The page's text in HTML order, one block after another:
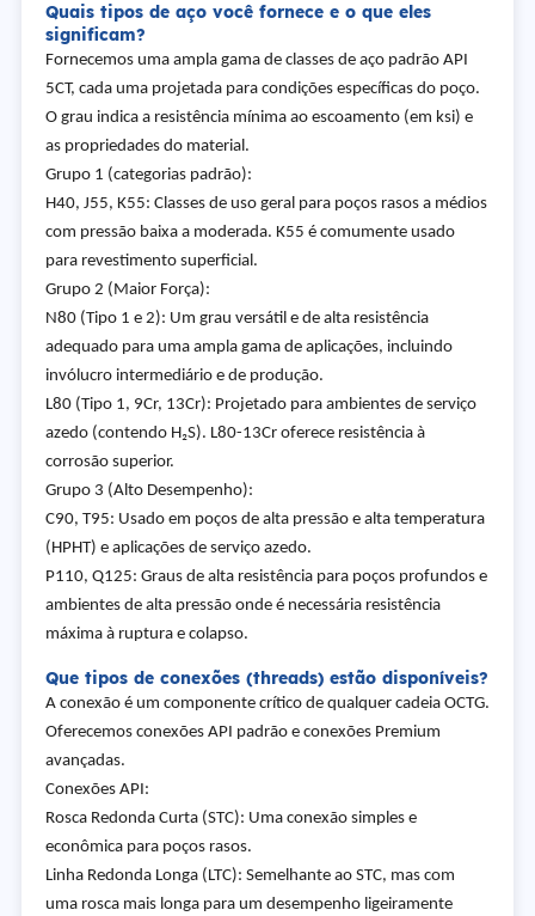
Quais tipos de aço você fornece e o que eles
significam?
Fornecemos uma ampla gama de classes de aço padrão API
5CT, cada uma projetada para condições específicas do poço.
O grau indica a resistência mínima ao escoamento (em ksi) e
as propriedades do material.
Grupo 1 (categorias padrão):
H40, J55, K55: Classes de uso geral para poços rasos a médios
com pressão baixa a moderada. K55 é comumente usado
para revestimento superficial.
Grupo 2 (Maior Força):
N80 (Tipo 1 e 2): Um grau versátil e de alta resistência
adequado para uma ampla gama de aplicações, incluindo
invólucro intermediário e de produção.
L80 (Tipo 1, 9Cr, 13Cr): Projetado para ambientes de serviço
azedo (contendo H₂S). L80-13Cr oferece resistência à
corrosão superior.
Grupo 3 (Alto Desempenho):
C90, T95: Usado em poços de alta pressão e alta temperatura
(HPHT) e aplicações de serviço azedo.
P110, Q125: Graus de alta resistência para poços profundos e
ambientes de alta pressão onde é necessária resistência
máxima à ruptura e colapso.
Que tipos de conexões (threads) estão disponíveis?
A conexão é um componente crítico de qualquer cadeia OCTG.
Oferecemos conexões API padrão e conexões Premium
avançadas.
Conexões API:
Rosca Redonda Curta (STC): Uma conexão simples e
econômica para poços rasos.
Linha Redonda Longa (LTC): Semelhante ao STC, mas com
uma rosca mais longa para um desempenho ligeiramente